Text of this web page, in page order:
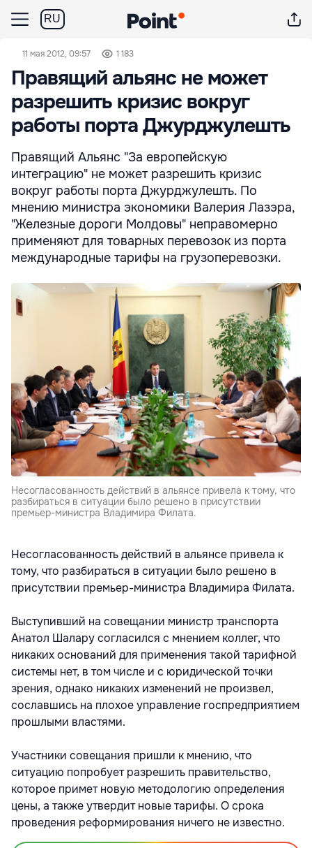
RU
11 мая 2012, 09:57 1 183
Правящий альянс не может
разрешить кризис вокруг
работы порта Джурджулешть
Правящий Альянс "За европейскую
интеграцию" не может разрешить кризис
вокруг работы порта Джурджулешть. По
мнению министра экономики Валерия Лазэра,
"Железные дороги Молдовы" неправомерно
применяют для товарных перевозок из порта
международные тарифы на грузоперевозки.
Несогласованность действий в альянсе привела к тому, что
разбираться в ситуации было решено в присутствии
премьер-министра Владимира Филата.
Несогласованность действий в альянсе привела к
тому, что разбираться в ситуации было решено в
присутствии премьер-министра Владимира Филата.
Выступивший на совещании министр транспорта
Анатол Шалару согласился с мнением коллег, что
никаких оснований для применения такой тарифной
системы нет, в том числе и с юридической точки
зрения, однако никаких изменений не произвел,
сославшись на плохое управление госпредприятием
прошлыми властями.
Участники совещания пришли к мнению, что
ситуацию попробует разрешить правительство,
которое примет новую методологию определения
цены, а также утвердит новые тарифы. О срока
проведения реформирования ничего не известно.